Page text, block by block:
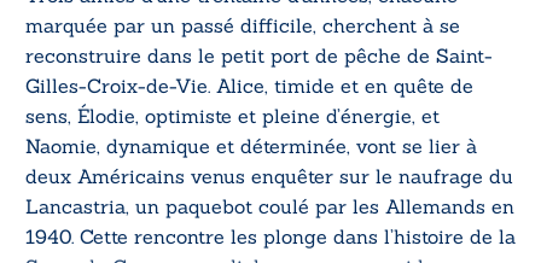
marquée par un passé difficile, cherchent à se
reconstruire dans le petit port de pêche de Saint-
Gilles-Croix-de-Vie. Alice, timide et en quête de
sens, Élodie, optimiste et pleine d’énergie, et
Naomie, dynamique et déterminée, vont se lier à
deux Américains venus enquêter sur le naufrage du
Lancastria, un paquebot coulé par les Allemands en
1940. Cette rencontre les plonge dans l’histoire de la